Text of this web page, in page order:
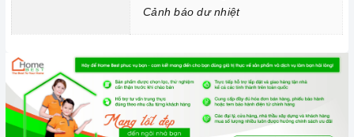
Chức năng Khóa trẻ em:Tránh trường hợp trẻ nghịch
ngợm bấm lung tung làm thay đổi chương trình nấu gây nguy
Chức năng Hẹn giờ nấu:Người nấu không cần canh thời
gian, an toàn trong quá trình nấu mà món ăn vẫn đảm bảo
được nấu chín, giữ được hương vị và thành phần dinh dưỡng
Cảnh báo dư nhiệt